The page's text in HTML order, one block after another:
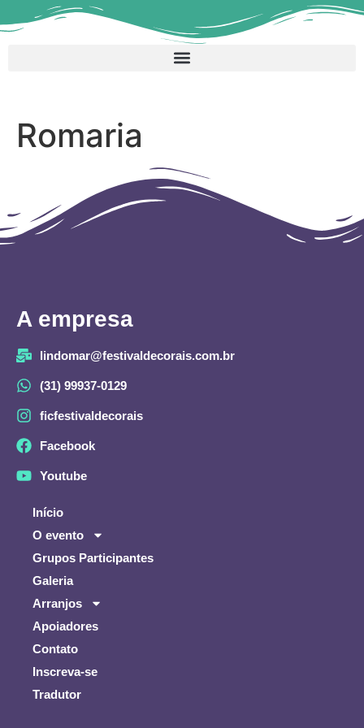
Romaria
A empresa
lindomar@festivaldecorais.com.br
(31) 99937-0129
ficfestivaldecorais
Facebook
Youtube
Início
O evento
Grupos Participantes
Galeria
Arranjos
Apoiadores
Contato
Inscreva-se
Tradutor